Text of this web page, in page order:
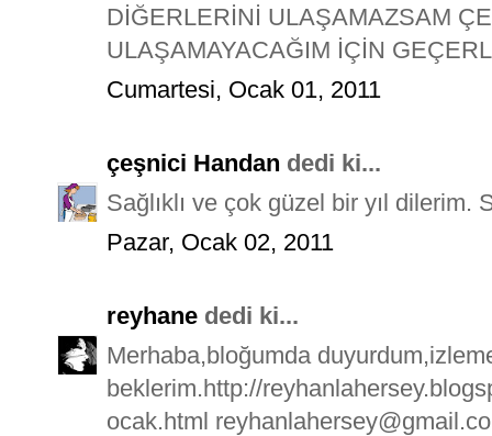
DİĞERLERİNİ ULAŞAMAZSAM
ULAŞAMAYACAĞIM İÇİN
Cumartesi, Ocak 01, 2011
çeşnici Handan dedi ki...
Sağlıklı ve çok güzel bir yıl dilerim.
Pazar, Ocak 02, 2011
reyhane dedi ki...
Merhaba,bloğumda
beklerim.http://
ocak.html